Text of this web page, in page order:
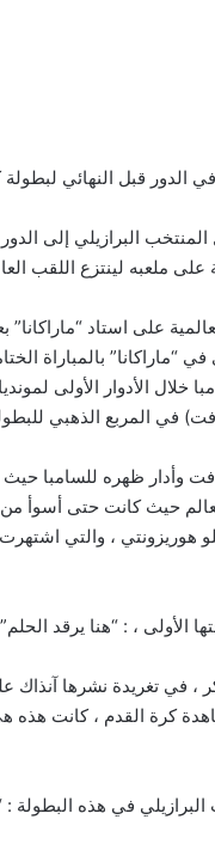
البرازيلي إلى
ملعبه لينتزع اللقب
على استاد “ماراكانا”
بالمباراة الختامية
الحظ المانشافت وأدار ظهره
حيث كانت حتى أسوأ من
هوريزونتي ، والتي
، : “هنا يرقد
، في تغريدة نشرها آنذاك
القدم ، كانت هذه هي
في هذه البطولة